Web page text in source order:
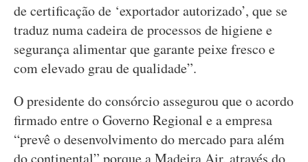
de certificação de ‘exportador autorizado’, que se
traduz numa cadeira de processos de higiene e
segurança alimentar que garante peixe fresco e
com elevado grau de qualidade”.
O presidente do consórcio assegurou que o acordo
firmado entre o Governo Regional e a empresa
“prevê o desenvolvimento do mercado para além
do continental” porque a Madeira Air, através do